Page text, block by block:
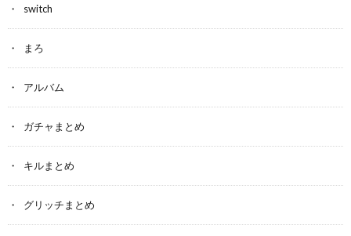
switch
まろ
アルバム
ガチャまとめ
キルまとめ
グリッチまとめ